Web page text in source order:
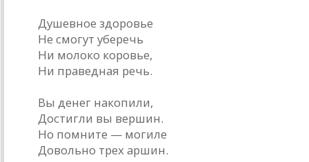
Душевное здоровье
Не смогут уберечь
Ни молоко коровье,
Ни праведная речь.
Вы денег накопили,
Достигли вы вершин.
Но помните — могиле
Довольно трех аршин.